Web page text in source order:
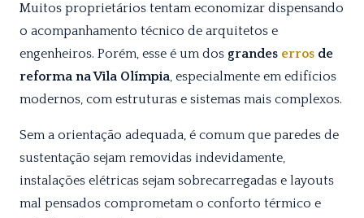
Muitos proprietários tentam economizar dispensando
o acompanhamento técnico de arquitetos e
engenheiros. Porém, esse é um dos grandes erros de
reforma na Vila Olímpia, especialmente em edifícios
modernos, com estruturas e sistemas mais complexos.
Sem a orientação adequada, é comum que paredes de
sustentação sejam removidas indevidamente,
instalações elétricas sejam sobrecarregadas e layouts
mal pensados comprometam o conforto térmico e